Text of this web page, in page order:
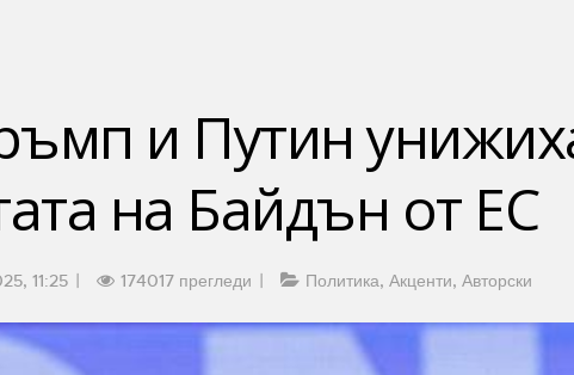
и Путин
на Байдън от ЕС
11:25 174017 прегледи Политика Акценти Авторски